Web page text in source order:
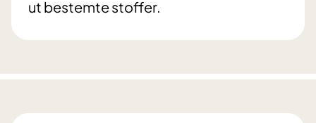
ut bestemte stoffer.